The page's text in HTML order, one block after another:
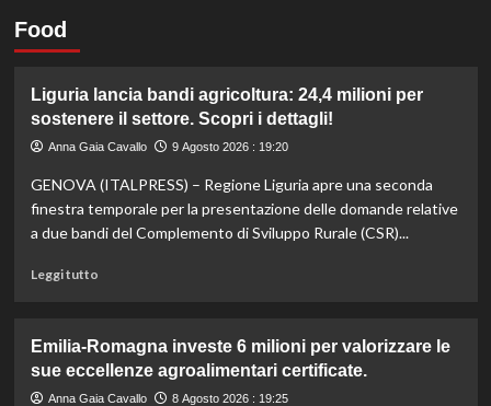
Food
Liguria lancia bandi agricoltura: 24,4 milioni per
sostenere il settore. Scopri i dettagli!
Anna Gaia Cavallo 9 Agosto 2026 : 19:20
GENOVA (ITALPRESS) – Regione Liguria apre una seconda
finestra temporale per la presentazione delle domande relative
a due bandi del Complemento di Sviluppo Rurale (CSR)...
Leggi tuttoLeggi
Liguria
lancia
bandi
Emilia-Romagna investe 6 milioni per valorizzare le
sue eccellenze agroalimentari certificate.
Anna Gaia Cavallo 8 Agosto 2026 : 19:25